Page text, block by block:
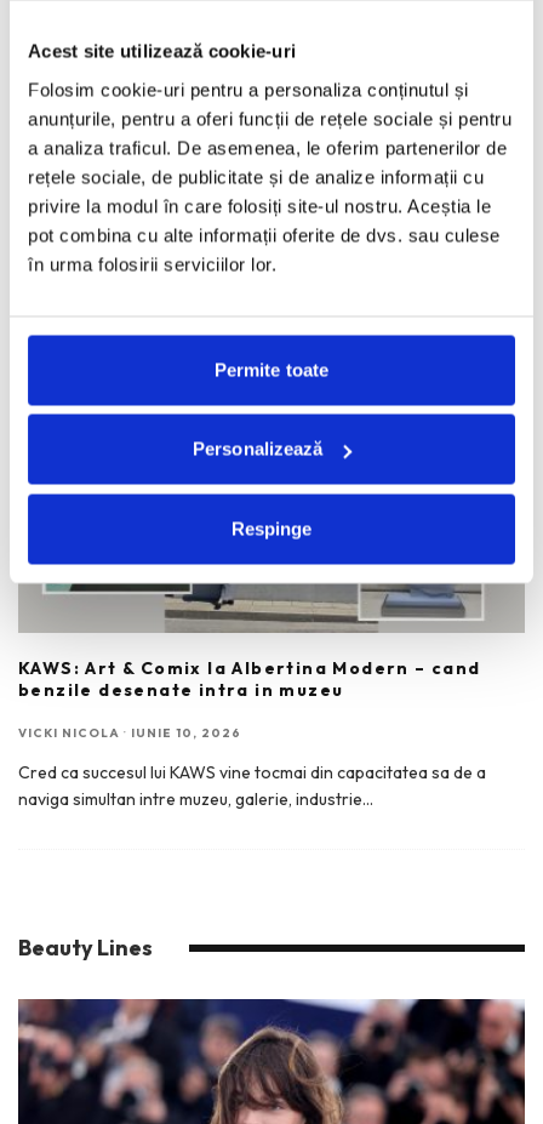
Acest site utilizează cookie-uri
Folosim cookie-uri pentru a personaliza conținutul și
anunțurile, pentru a oferi funcții de rețele sociale și pentru
a analiza traficul. De asemenea, le oferim partenerilor de
rețele sociale, de publicitate și de analize informații cu
privire la modul în care folosiți site-ul nostru. Aceștia le
pot combina cu alte informații oferite de dvs. sau culese
în urma folosirii serviciilor lor.
Permite toate
Personalizează
Respinge
Dan Perjovschi x Comme des Garcons. A Story
IOANA LOVIN · IUNIE 3, 2026
Arta lui Dan Perjovschi si moda Comme des Garsons exprima, in
limbaje diferite, un manifest despre societatea in...
KAWS: Art & Comix la Albertina Modern – cand
benzile desenate intra in muzeu
VICKI NICOLA · IUNIE 10, 2026
Cred ca succesul lui KAWS vine tocmai din capacitatea sa de a
naviga simultan intre muzeu, galerie, industrie...
Beauty Lines